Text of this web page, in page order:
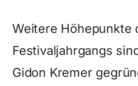
Weitere Höhepunkte
Festivaljahrgangs
Gidon Kremer